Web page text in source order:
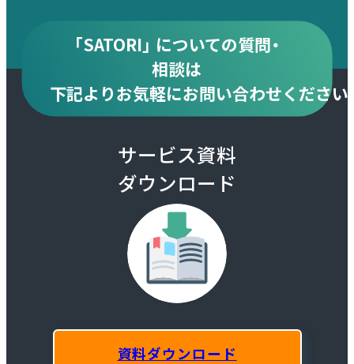
「SATORI」 についての質問・
相談は
下記よりお気軽にお問い合わせください
サービス資料
ダウンロード
資料ダウンロード